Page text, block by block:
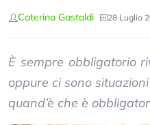
Caterina Gastaldi 28 Luglio
È sempre obbligatorio
oppure ci sono
quand’è che è